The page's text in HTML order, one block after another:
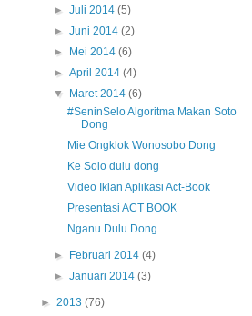
►Juli 2014(5)
►Juni 2014(2)
►
Mei 2014(6)
►April 2014(4)
▼
Maret 2014(6)
#SeninSelo Algoritma Makan Soto
Dong
Mie Ongklok Wonosobo Dong
Ke Solo dulu dong
Video Iklan Aplikasi Act-Book
Presentasi ACT BOOK
Nganu Dulu Dong
► Februari 2014(4)
►Januari 2014(3)
► 2013 (76)